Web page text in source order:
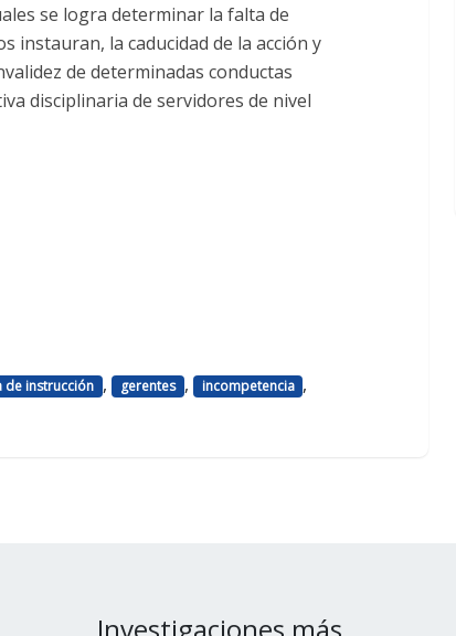
se logra determinar la falta de
instauran, la caducidad de la acción y
de determinadas conductas
disciplinaria de servidores de nivel
de instrucción , gerentes , incompetencia ,